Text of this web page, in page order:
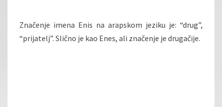
Značenje imena Enis na arapskom jeziku je: “drug”,
“prijatelj”. Slično je kao Enes, ali značenje je drugačije.